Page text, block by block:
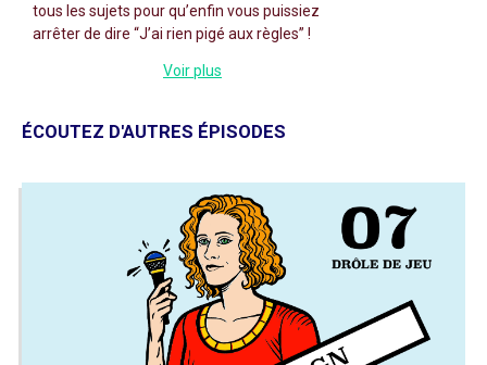
tous les sujets pour qu’enfin vous puissiez
arrêter de dire “J’ai rien pigé aux règles” !
03:17 - Définitions (Cora)
45:20 - Tour de table
01:36:05 - On disait que… (Pauline)
01:38:20 - Anecdotes
Retrouvez-nous sur les réseaux sociaux à
Voir plus
ÉCOUTEZ D'AUTRES ÉPISODES